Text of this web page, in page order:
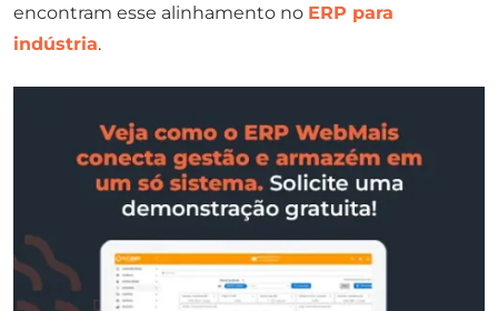
encontram esse alinhamento no ERP para
indústria.